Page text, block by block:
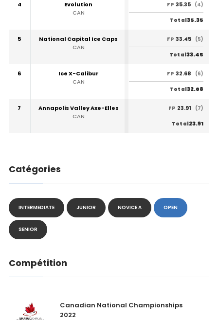
4
Evolution
CAN
FP 35.35 (4)
Total35.35
5
National Capital Ice Caps
CAN
FP 33.45 (5)
Total33.45
6
Ice X-Calibur
CAN
FP 32.68 (6)
Total32.68
7
Annapolis Valley Axe-Elles
CAN
FP 23.91 (7)
Total23.91
Catégories
INTERMEDIATE JUNIOR NOVICE A OPEN
SENIOR
Compétition
Canadian National Championships
2022